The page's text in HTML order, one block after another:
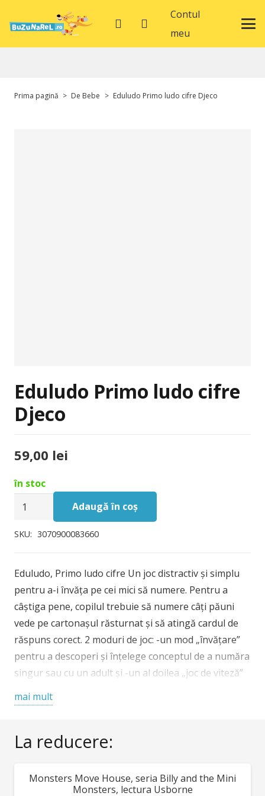
Contul
meu
Prima pagină > De Bebe > Eduludo Primo ludo cifre Djeco
Eduludo Primo ludo cifre
Djeco
59,00 lei
în stoc
Cantitate
Primo
cifre
Djeco
Adaugă în coș
SKU: 3070900083660
Eduludo, Primo ludo cifre Un joc distractiv și simplu
pentru a-i învăța pe cei mici să numere. Pentru a
câștiga pene, copilul trebuie să numere câți păuni
vede pe cartonașul răsturnat și să atingă cardul de
răspuns corect. 2 moduri de joc: -un mod „învățare”
pentru a descoperi și înțelege conceptul de a număra
singur sau cu un adult și -un al doilea „joc de viteză”
peste. Un prim joc grozav pentru a familiarizarea cu
numărați. Cărți de răspuns cu două fețe: o față cu
mai bună durabilitate. Cărți cu formă și desene
adorabile pentru a-i atrage pe copii în joc. 2 moduri
mai mult
La reducere:
REDUCERI!
Monsters Move House, seria Billy and the Mini
Monsters, lectura Usborne